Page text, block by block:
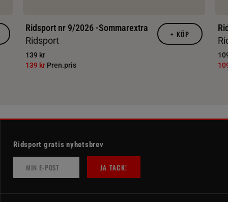
Ridsport nr 9/2026 -Sommarextra
Ridsport
139 kr
139 kr Pren.pris
+ KÖP
Ridsport gratis nyhetsbrev
JA TACK!